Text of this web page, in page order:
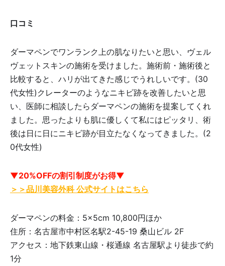
口コミ
ダーマペンでワンランク上の肌なりたいと思い、ヴェル
ヴェットスキンの施術を受けました。施術前・施術後と
比較すると、ハリが出てきた感じでうれしいです。(30
代女性)クレーターのようなニキビ跡を改善したいと思
い、医師に相談したらダーマペンの施術を提案してくれ
ました。思ったよりも肌に優しくて私にはピッタリ、術
後は日に日にニキビ跡が目立たなくなってきました。(2
0代女性)
▼20%OFFの割引制度がお得▼
＞＞品川美容外科 公式サイトはこちら
ダーマペンの料金：5×5cm 10,800円ほか
住所：名古屋市中村区名駅2-45-19 桑山ビル 2F
アクセス：地下鉄東山線・桜通線 名古屋駅より徒歩で約
1分